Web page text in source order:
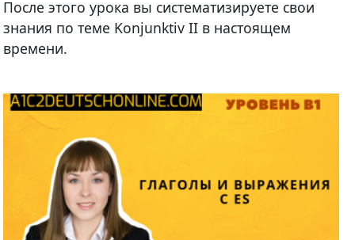
После этого урока вы систематизируете свои
знания по теме Konjunktiv II в настоящем
времени.